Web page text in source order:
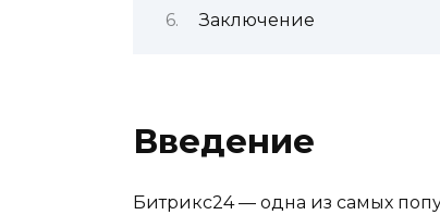
Заключение
Введение
Битрикс24 — одна из самых